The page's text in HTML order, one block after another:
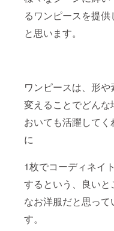
るワンピースを提供
と思います。
ワンピースは、形や
変えることでどんな
おいても活躍してく
に
1枚でコーディネイ
するという、良いと
なお洋服だと思って
す。